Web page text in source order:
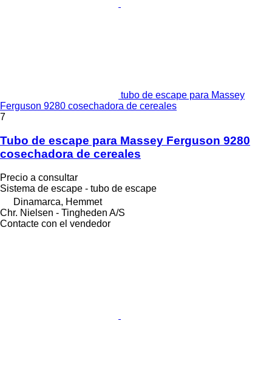
tubo de escape para Massey
Ferguson 9280 cosechadora de cereales
7
Tubo de escape para Massey Ferguson 9280
cosechadora de cereales
Precio a consultar
Sistema de escape - tubo de escape
Dinamarca, Hemmet
Chr. Nielsen - Tingheden A/S
Contacte con el vendedor